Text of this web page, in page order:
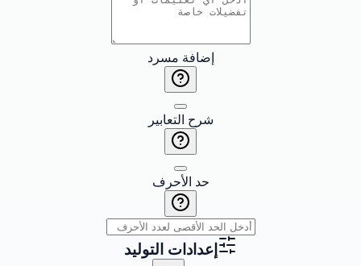
إضافة مسرد
شرح التعابير
حد الأحرف
إعدادات التوليد